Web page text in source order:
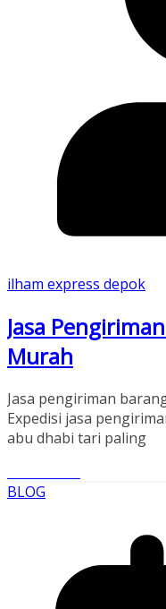
ilham express depok
Jasa
Murah
Jasa pengiriman
Expedisi jasa
abu dhabi tari paling
BLOG